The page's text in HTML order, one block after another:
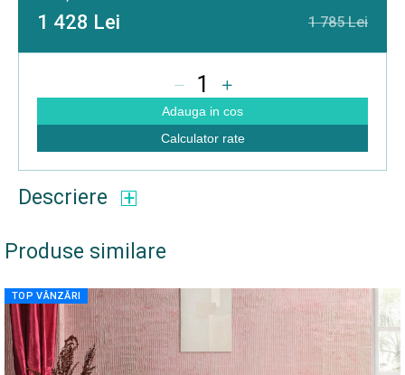
1 428 Lei 1 785 Lei
1
Adauga in cos
Calculator rate
Descriere
Produse similare
TOP VÂNZĂRI